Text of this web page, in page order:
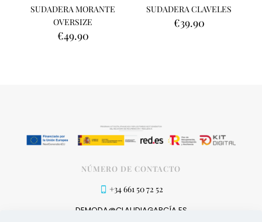
SUDADERA MORANTE
OVERSIZE
€49.90
SUDADERA CLAVELES
€39.90
NÚMERO DE CONTACTO
+34 661 50 72 52
DEMODA@CLAUDIAGARCÍA.ES